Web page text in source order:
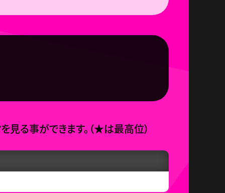
見る事ができます。 （★は最高位）